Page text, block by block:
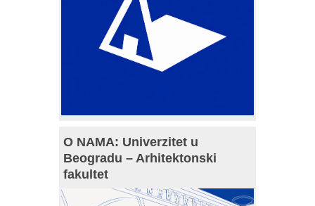
O NAMA: Univerzitet u
Beogradu – Arhitektonski
fakultet